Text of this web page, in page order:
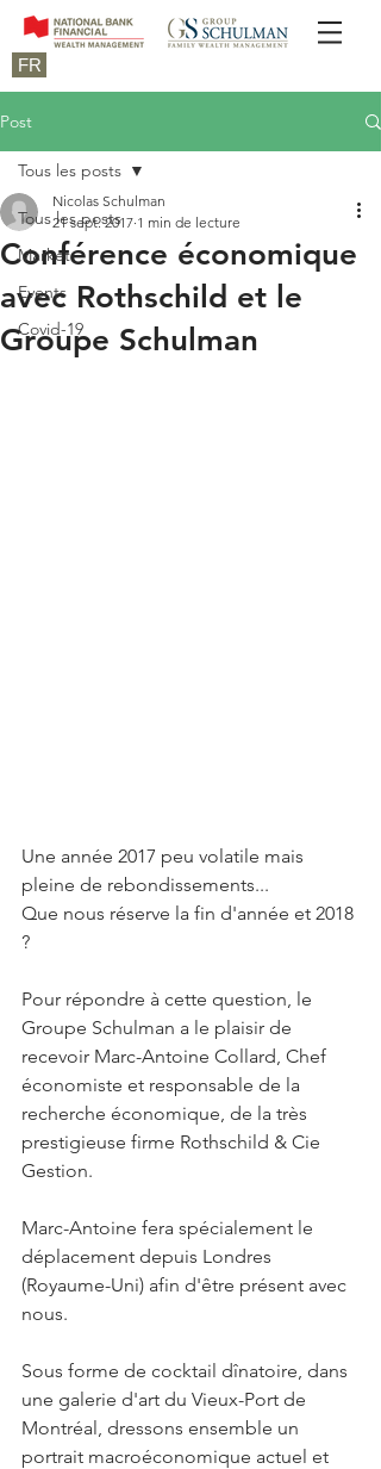
FR
Post
Tous les posts
Market
Events
Covid-19
Tous les posts
Conférence économique
avec Rothschild et le
Groupe Schulman
Nicolas Schulman
21 sept. 2017 1 min de lecture
Une année 2017 peu volatile mais
pleine de rebondissements...
Que nous réserve la fin d'année et 2018
?
Pour répondre à cette question, le
Groupe Schulman a le plaisir de
recevoir Marc-Antoine Collard, Chef
économiste et responsable de la
recherche économique, de la très
prestigieuse firme Rothschild & Cie
Gestion.
Marc-Antoine fera spécialement le
déplacement depuis Londres
(Royaume-Uni) afin d'être présent avec
nous.
Sous forme de cocktail dînatoire, dans
une galerie d'art du Vieux-Port de
Montréal, dressons ensemble un
portrait macroéconomique actuel et